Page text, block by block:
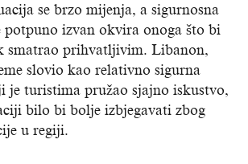
se brzo mijenja, a sigurnosna
potpuno izvan okvira onoga što bi
smatrao prihvatljivim. Libanon,
slovio kao relativno sigurna
je turistima pružao sjajno iskustvo,
bilo bi bolje izbjegavati zbog
u regiji.